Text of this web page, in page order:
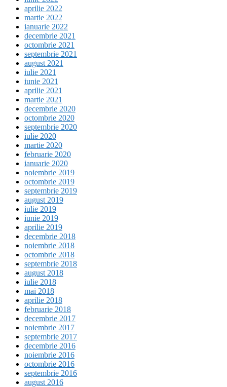
aprilie 2022
martie 2022
ianuarie 2022
decembrie 2021
octombrie 2021
septembrie 2021
august 2021
iulie 2021
iunie 2021
aprilie 2021
martie 2021
decembrie 2020
octombrie 2020
septembrie 2020
iulie 2020
martie 2020
februarie 2020
ianuarie 2020
noiembrie 2019
octombrie 2019
septembrie 2019
august 2019
iulie 2019
iunie 2019
aprilie 2019
decembrie 2018
noiembrie 2018
octombrie 2018
septembrie 2018
august 2018
iulie 2018
mai 2018
aprilie 2018
februarie 2018
decembrie 2017
noiembrie 2017
septembrie 2017
decembrie 2016
noiembrie 2016
octombrie 2016
septembrie 2016
august 2016